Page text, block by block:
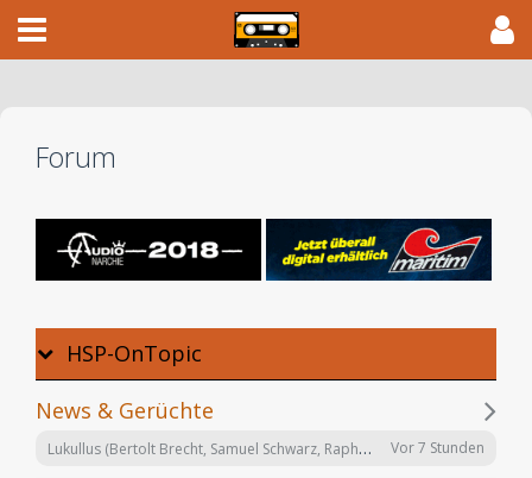
Forum
HSP-OnTopic
News & Gerüchte
Lukullus (Bertolt Brecht, Samuel Schwarz, Raphael Urweider) SRF 2018 Vor 7 Stunden